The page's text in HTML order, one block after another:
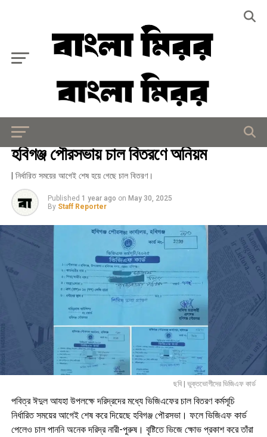
দূর্নীতি
হবিগঞ্জ পৌরসভায় চাল বিতরণে অনিয়ম
| নির্ধারিত সময়ের আগেই শেষ হয়ে গেছে চাল বিতরণ।
Published 1 year ago on May 30, 2025
By Staff Reporter
ছবি | ভুক্তভোগীদের ভিজিএফ কার্ড
পবিত্র ঈদুল আযহা উপলক্ষে দরিদ্রদের মধ্যে ভিজিএফের চাল বিতরণ কর্মসূচি
নির্ধারিত সময়ের আগেই শেষ করে দিয়েছে হবিগঞ্জ পৌরসভা। ফলে ভিজিএফ কার্ড
পেলেও চাল পাননি অনেক দরিদ্র নারী-পুরুষ। বৃষ্টিতে ভিজে ক্ষোভ প্রকাশ করে তাঁরা